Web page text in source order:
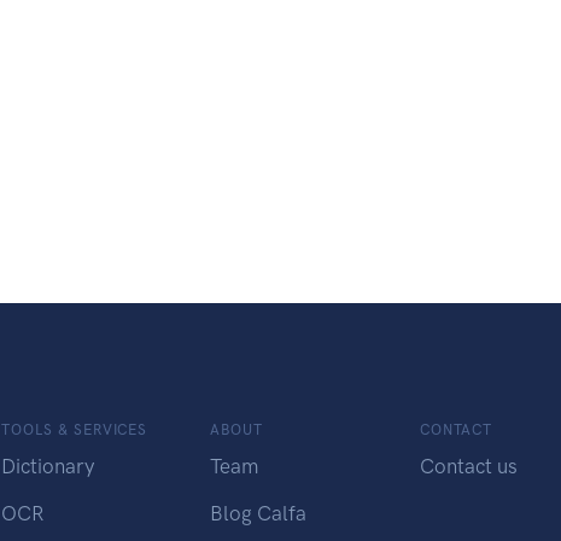
TOOLS & SERVICES
Dictionary
OCR
ABOUT
Team
Blog Calfa
CONTACT
Contact us